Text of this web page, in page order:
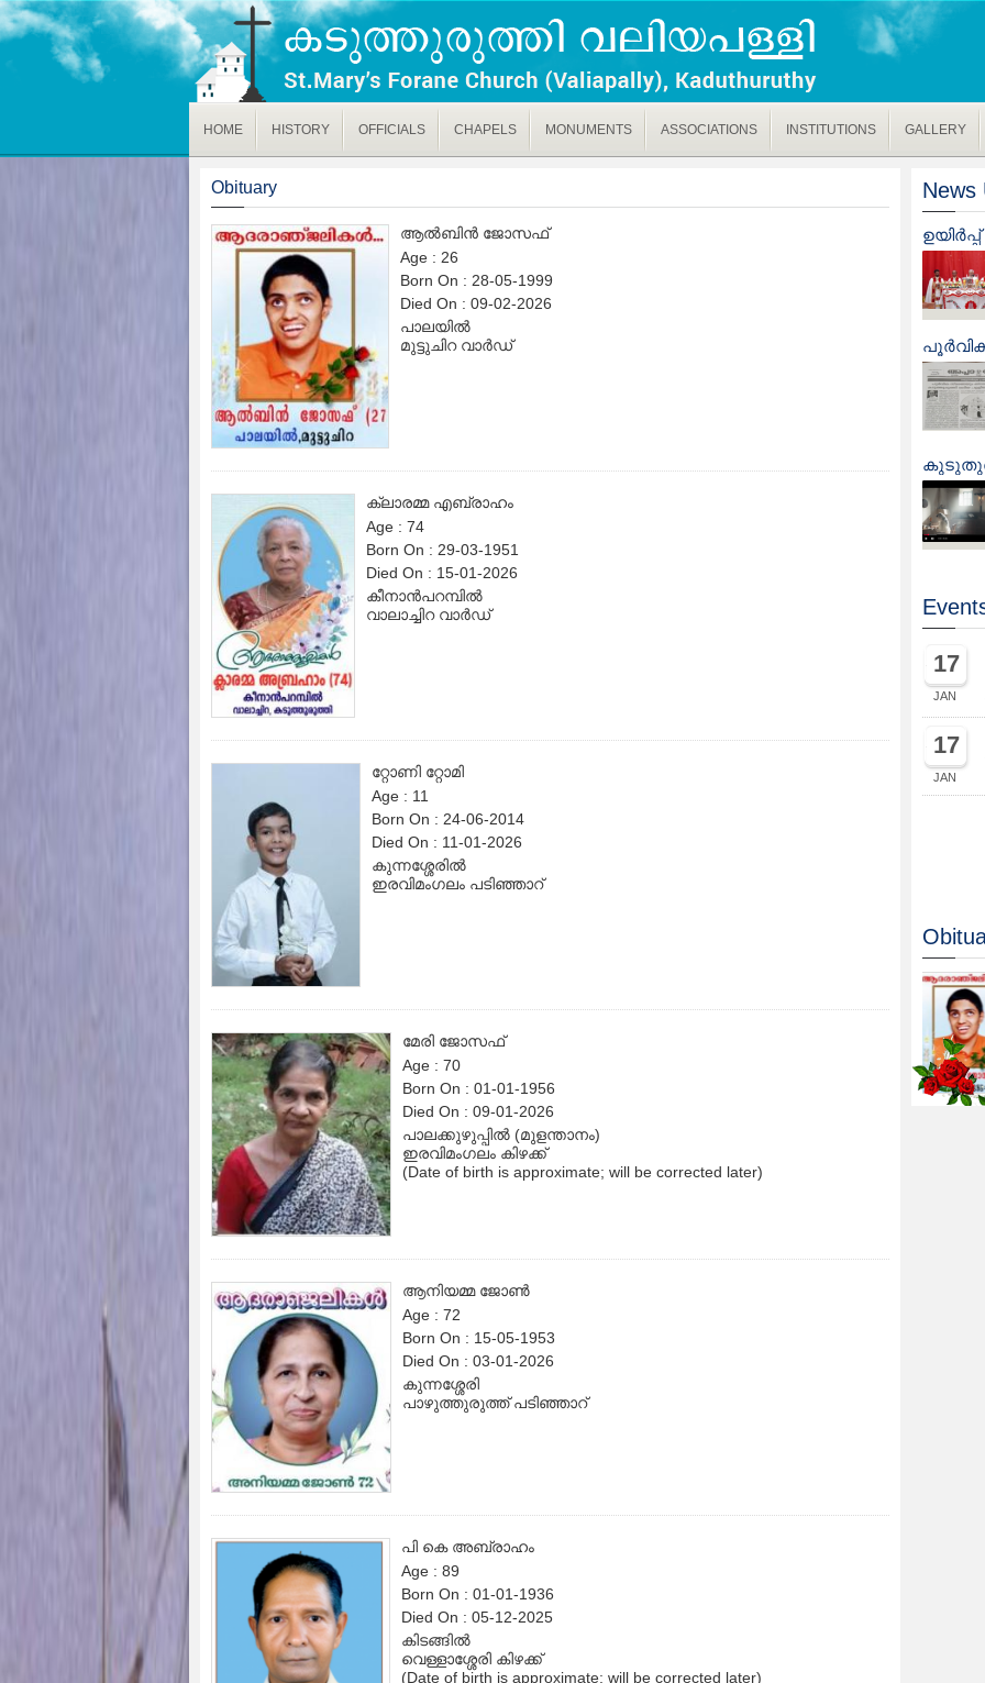
HOME HISTORY OFFICIALS CHAPELS MONUMENTS ASSOCIATIONS INSTITUTIONS GALLERY
Obituary
ആൽബിൻ ജോസഫ്
Age : 26
Born On : 28-05-1999
Died On : 09-02-2026
പാലയിൽ
മുട്ടുചിറ വാർഡ്
ക്ലാരമ്മ എബ്രാഹം
Age : 74
Born On : 29-03-1951
Died On : 15-01-2026
കീനാൻപറമ്പിൽ
വാലാച്ചിറ വാർഡ്
റ്റോണി റ്റോമി
Age : 11
Born On : 24-06-2014
Died On : 11-01-2026
കുന്നശ്ശേരിൽ
ഇരവിമംഗലം പടിഞ്ഞാറ്
മേരി ജോസഫ്
Age : 70
Born On : 01-01-1956
Died On : 09-01-2026
പാലക്കുഴുപ്പിൽ (മുളന്താനം)
ഇരവിമംഗലം കിഴക്ക്
(Date of birth is approximate; will be corrected later)
ആനിയമ്മ ജോൺ
Age : 72
Born On : 15-05-1953
Died On : 03-01-2026
കുന്നശ്ശേരി
പാഴുത്തുരുത്ത് പടിഞ്ഞാറ്
പി കെ അബ്രാഹം
Age : 89
Born On : 01-01-1936
Died On : 05-12-2025
കിടങ്ങിൽ
വെള്ളാശ്ശേരി കിഴക്ക്
(Date of birth is approximate; will be corrected later)
News
17
JAN
17
JAN